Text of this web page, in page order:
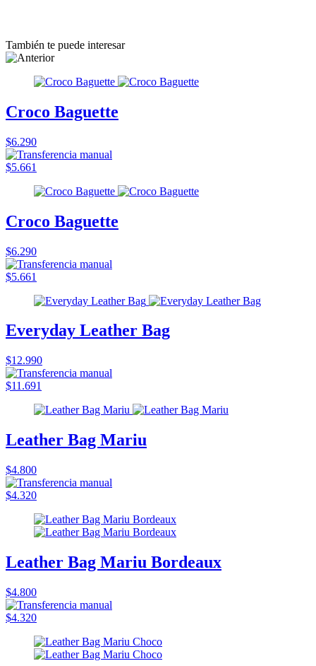
También te puede interesar
Croco Baguette
$6.290
$5.661
Croco Baguette
$6.290
$5.661
Everyday Leather Bag
$12.990
$11.691
Leather Bag Mariu
$4.800
$4.320
Leather Bag Mariu Bordeaux
$4.800
$4.320